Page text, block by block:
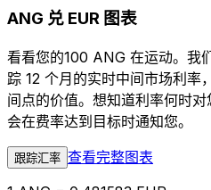
ANG 兑 EUR 图表
看看您的100 ANG 在运动。我
踪 12 个月的实时中间市场利率
间点的价值。想知道利率何时
会在费率达到目标时通知您。
跟踪汇率 查看完整图表